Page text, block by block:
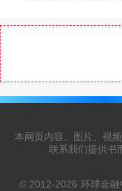
本网页内容、图片、视
联系我们提供书
© 2012-2026 环球金融